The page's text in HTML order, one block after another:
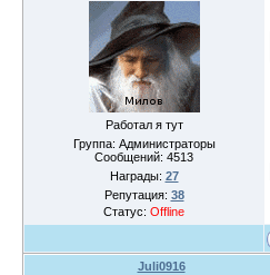
Работал я тут
Группа: Администраторы
Сообщений: 4513
Награды: 27
Репутация: 38
Статус: Offline
Juli0916